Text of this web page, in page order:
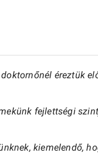
éreztük
fejlettségi
kiemelendő,